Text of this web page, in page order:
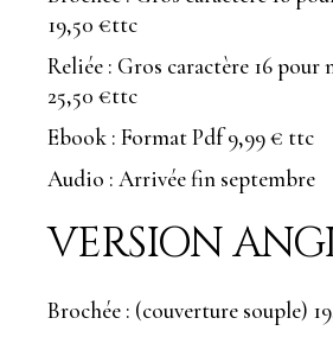
19,50 €ttc
Reliée : Gros caractère 16 pour
25,50 €ttc
Ebook : Format Pdf 9,99 € ttc
Audio : Arrivée fin septembre
VERSION
Brochée : (couverture souple)